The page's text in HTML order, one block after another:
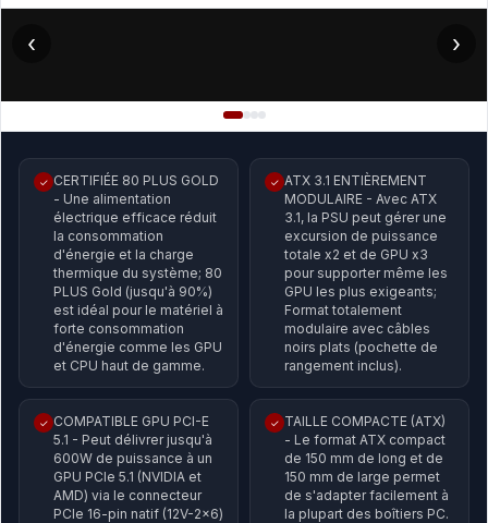
‹ ›
✓ CERTIFIÉE 80 PLUS GOLD
- Une alimentation
électrique efficace réduit
la consommation
d'énergie et la charge
thermique du système; 80
PLUS Gold (jusqu'à 90%)
est idéal pour le matériel à
forte consommation
d'énergie comme les GPU
et CPU haut de gamme.
✓ ATX 3.1 ENTIÈREMENT
MODULAIRE - Avec ATX
3.1, la PSU peut gérer une
excursion de puissance
totale x2 et de GPU x3
pour supporter même les
GPU les plus exigeants;
Format totalement
modulaire avec câbles
noirs plats (pochette de
rangement inclus).
✓ COMPATIBLE GPU PCI-E
5.1 - Peut délivrer jusqu'à
600W de puissance à un
GPU PCIe 5.1 (NVIDIA et
AMD) via le connecteur
PCIe 16-pin natif (12V-2x6)
✓ TAILLE COMPACTE (ATX)
- Le format ATX compact
de 150 mm de long et de
150 mm de large permet
de s'adapter facilement à
la plupart des boîtiers PC.